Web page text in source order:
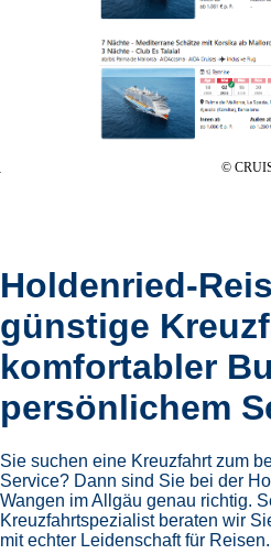
©
Holdenried-
günstige
komfortabler
persönlichem
Sie suchen eine Kreuzfahrt zum
Service? Dann sind Sie bei der
Wangen im Allgäu genau richtig.
Kreuzfahrtspezialist beraten wir
mit echter Leidenschaft für Reisen.